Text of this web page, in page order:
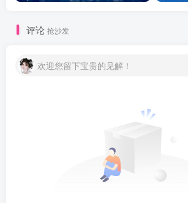
评论 抢沙发
欢迎您留下宝贵的见解！